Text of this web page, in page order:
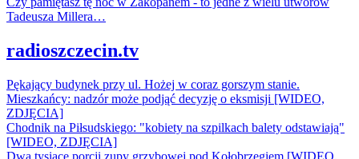
Tadeusza Millera…
radioszczecin.tv
Pękający budynek przy ul. Hożej w coraz gorszym stanie.
Mieszkańcy: nadzór może podjąć decyzję o eksmisji [WIDEO,
ZDJĘCIA]
Chodnik na Piłsudskiego: "kobiety na szpilkach balety odstawiają"
[WIDEO, ZDJĘCIA]
Dwa tysiące porcji zupy grzybowej pod Kołobrzegiem [WIDEO,